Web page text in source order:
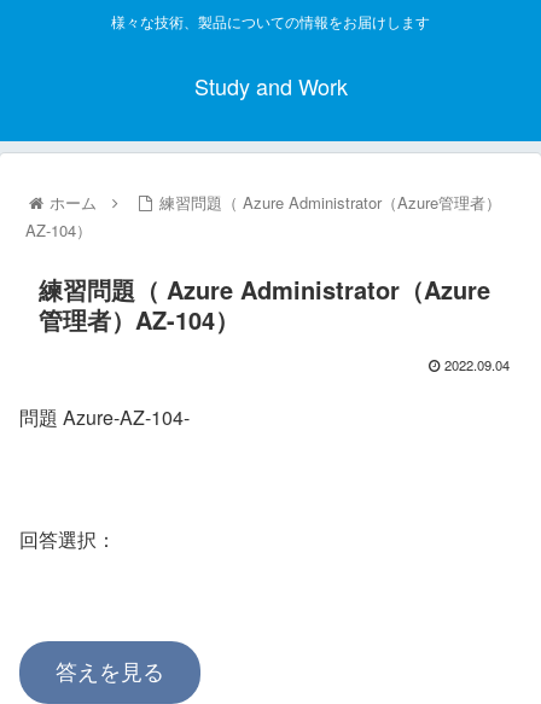
様々な技術、製品についての情報をお届けします
Study and Work
ホーム
練習問題（ Azure Administrator（Azure管理者）
AZ-104）
練習問題（ Azure Administrator（Azure
管理者）AZ-104）
2022.09.04
問題 Azure-AZ-104-
回答選択：
答えを見る